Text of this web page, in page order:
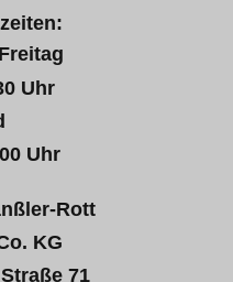
Uhr
Uhr
Rott
KG
71